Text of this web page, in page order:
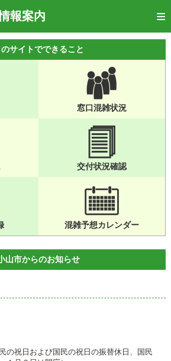
報案内
のサイトでできること
窓口混雑状況
交付状況確認
混雑予想カレンダー
山市からのお知らせ
の祝日および国民の祝日の振替休日、国民